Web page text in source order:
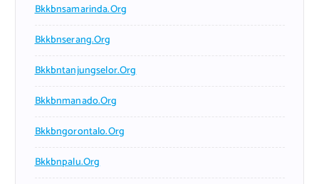
Bkkbnsamarinda.org
Bkkbnserang.org
Bkkbntanjungselor.org
Bkkbnmanado.org
Bkkbngorontalo.org
Bkkbnpalu.org